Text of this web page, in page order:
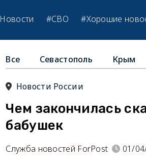
Новости #СВО #Хорошие
Все Севастополь Крым
Новости России
Чем закончилась
бабушек
Служба новостей ForPost
01/